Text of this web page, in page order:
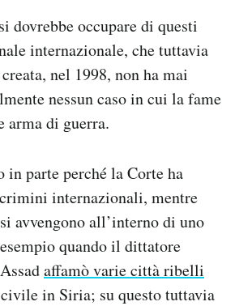
dovrebbe occupare di questi
internazionale, che tuttavia
nel 1998, non ha mai
nessun caso in cui la fame
arma di guerra.
in parte perché la Corte ha
internazionali, mentre
avvengono all’interno di uno
quando il dittatore
affamò varie città ribelli
in Siria; su questo tuttavia